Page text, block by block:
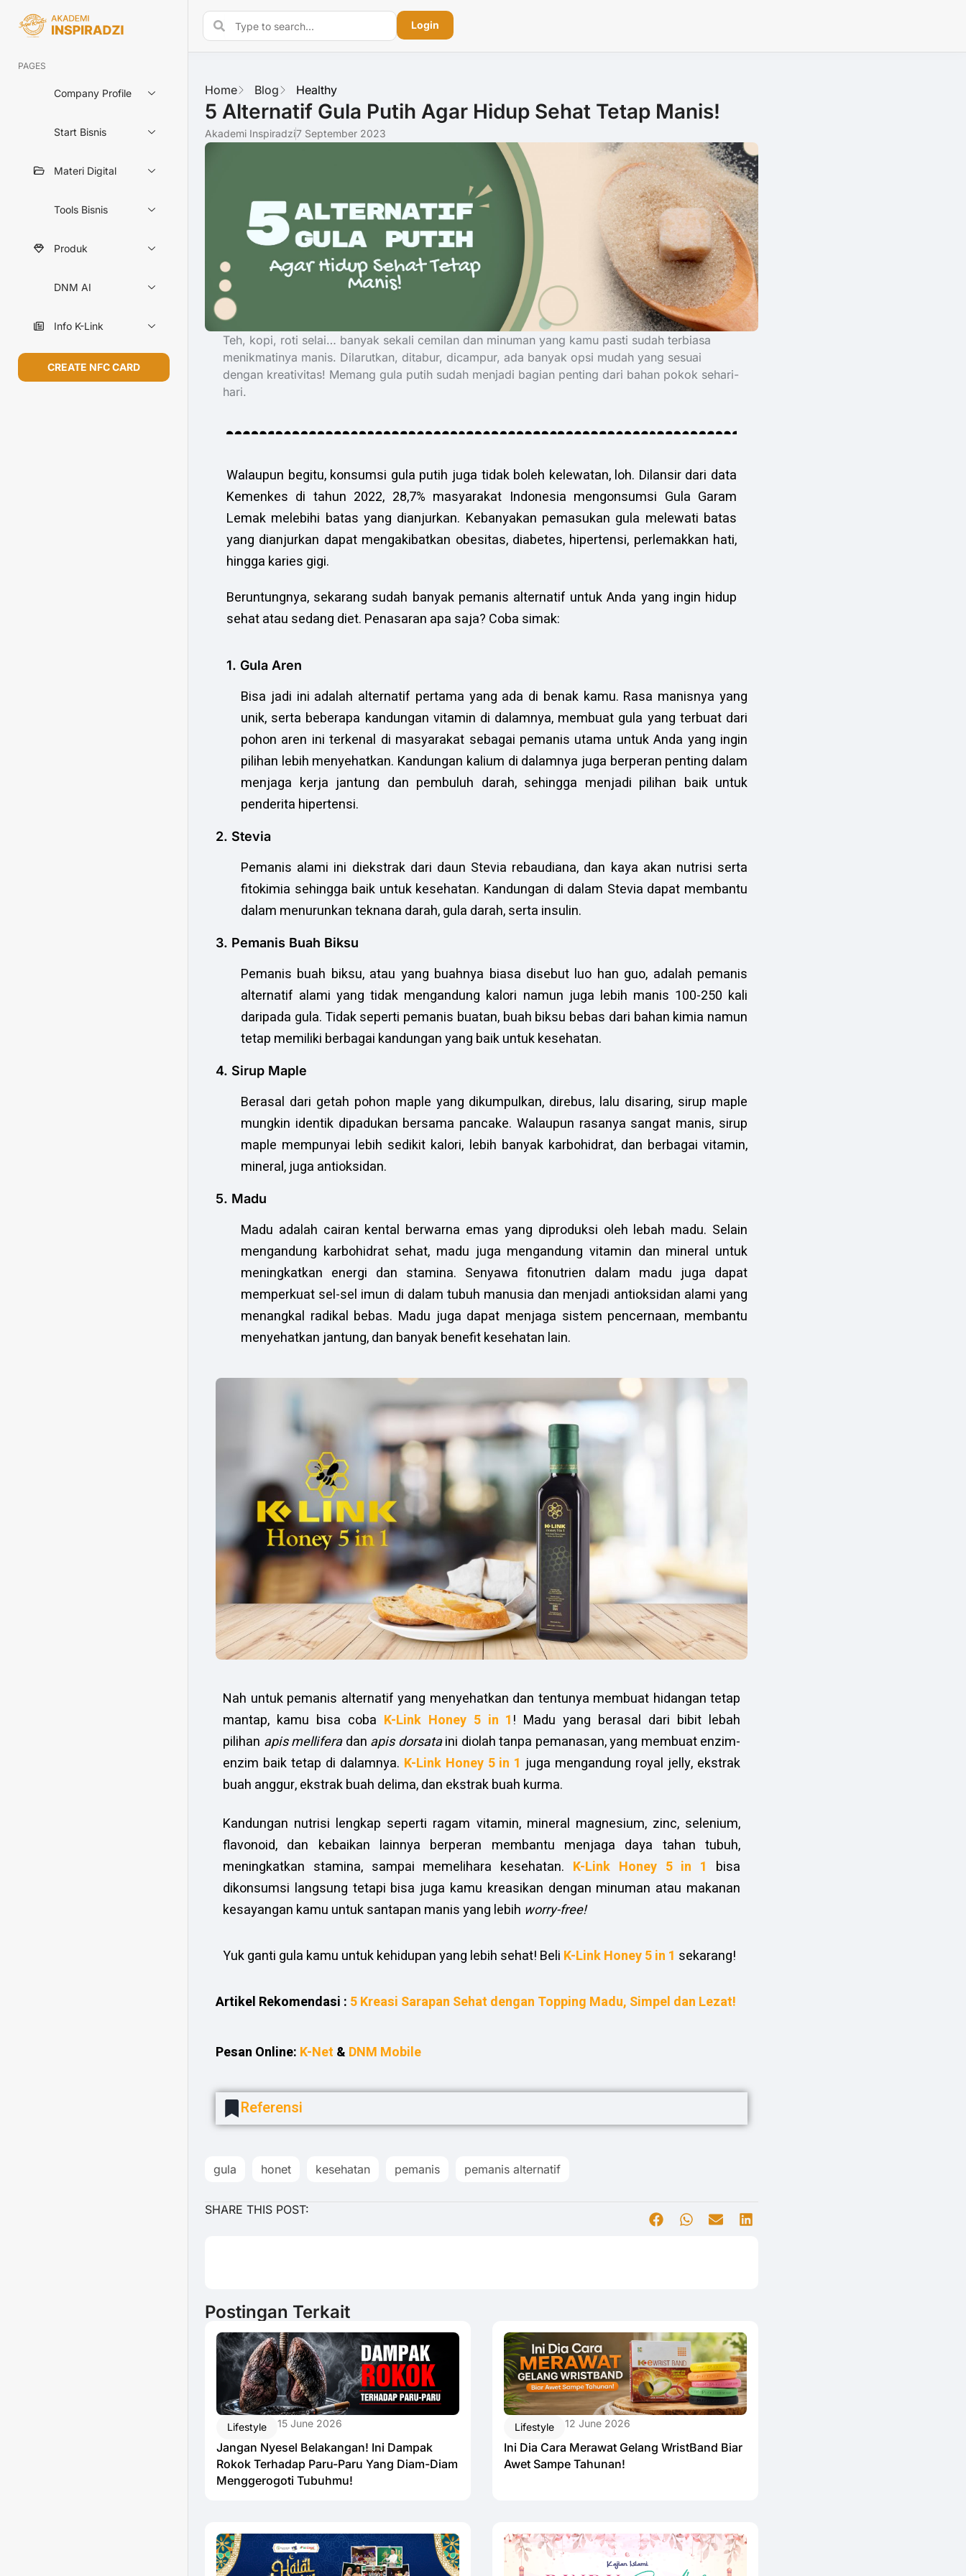
Login
PAGES
Company Profile
Start Bisnis
Materi Digital
Tools Bisnis
Produk
DNM AI
Info K-Link
CREATE NFC CARD
Home Blog Healthy
5 Alternatif Gula Putih Agar Hidup Sehat Tetap Manis!
Akademi Inspiradzi7 September 2023
Teh, kopi, roti selai… banyak sekali cemilan dan minuman yang kamu pasti sudah terbiasa
menikmatinya manis. Dilarutkan, ditabur, dicampur, ada banyak opsi mudah yang sesuai
dengan kreativitas! Memang gula putih sudah menjadi bagian penting dari bahan pokok sehari-
hari.
Walaupun begitu, konsumsi gula putih juga tidak boleh kelewatan, loh. Dilansir dari data
Kemenkes di tahun 2022, 28,7% masyarakat Indonesia mengonsumsi Gula Garam
Lemak melebihi batas yang dianjurkan. Kebanyakan pemasukan gula melewati batas
yang dianjurkan dapat mengakibatkan obesitas, diabetes, hipertensi, perlemakkan hati,
hingga karies gigi.
Beruntungnya, sekarang sudah banyak pemanis alternatif untuk Anda yang ingin hidup
sehat atau sedang diet. Penasaran apa saja? Coba simak:
1. Gula Aren
Bisa jadi ini adalah alternatif pertama yang ada di benak kamu. Rasa manisnya yang
unik, serta beberapa kandungan vitamin di dalamnya, membuat gula yang terbuat dari
pohon aren ini terkenal di masyarakat sebagai pemanis utama untuk Anda yang ingin
pilihan lebih menyehatkan. Kandungan kalium di dalamnya juga berperan penting dalam
menjaga kerja jantung dan pembuluh darah, sehingga menjadi pilihan baik untuk
penderita hipertensi.
2. Stevia
Pemanis alami ini diekstrak dari daun Stevia rebaudiana, dan kaya akan nutrisi serta
fitokimia sehingga baik untuk kesehatan. Kandungan di dalam Stevia dapat membantu
dalam menurunkan teknana darah, gula darah, serta insulin.
3. Pemanis Buah Biksu
Pemanis buah biksu, atau yang buahnya biasa disebut luo han guo, adalah pemanis
alternatif alami yang tidak mengandung kalori namun juga lebih manis 100-250 kali
daripada gula. Tidak seperti pemanis buatan, buah biksu bebas dari bahan kimia namun
tetap memiliki berbagai kandungan yang baik untuk kesehatan.
4. Sirup Maple
Berasal dari getah pohon maple yang dikumpulkan, direbus, lalu disaring, sirup maple
mungkin identik dipadukan bersama pancake. Walaupun rasanya sangat manis, sirup
maple mempunyai lebih sedikit kalori, lebih banyak karbohidrat, dan berbagai vitamin,
mineral, juga antioksidan.
5. Madu
Madu adalah cairan kental berwarna emas yang diproduksi oleh lebah madu. Selain
mengandung karbohidrat sehat, madu juga mengandung vitamin dan mineral untuk
meningkatkan energi dan stamina. Senyawa fitonutrien dalam madu juga dapat
memperkuat sel-sel imun di dalam tubuh manusia dan menjadi antioksidan alami yang
menangkal radikal bebas. Madu juga dapat menjaga sistem pencernaan, membantu
menyehatkan jantung, dan banyak benefit kesehatan lain.
Nah untuk pemanis alternatif yang menyehatkan dan tentunya membuat hidangan tetap
mantap, kamu bisa coba K-Link Honey 5 in 1! Madu yang berasal dari bibit lebah
pilihan apis melliferadan apis dorsataini diolah tanpa pemanasan, yang membuat enzim-
enzim baik tetap di dalamnya. K-Link Honey 5 in 1 juga mengandung royal jelly, ekstrak
buah anggur, ekstrak buah delima, dan ekstrak buah kurma.
Kandungan nutrisi lengkap seperti ragam vitamin, mineral magnesium, zinc, selenium,
flavonoid, dan kebaikan lainnya berperan membantu menjaga daya tahan tubuh,
meningkatkan stamina, sampai memelihara kesehatan. K-Link Honey 5 in 1 bisa
dikonsumsi langsung tetapi bisa juga kamu kreasikan dengan minuman atau makanan
kesayangan kamu untuk santapan manis yang lebih worry-free!
Yuk ganti gula kamu untuk kehidupan yang lebih sehat! Beli K-Link Honey 5 in 1 sekarang!
Artikel Rekomendasi : 5 Kreasi Sarapan Sehat dengan Topping Madu, Simpel dan Lezat!
Pesan Online: K-Net & DNM Mobile
Referensi
gula honet kesehatan pemanis pemanis alternatif
SHARE THIS POST:
Postingan Terkait
Lifestyle 15 June 2026
Jangan Nyesel Belakangan! Ini Dampak
Rokok Terhadap Paru-Paru Yang Diam-Diam
Menggerogoti Tubuhmu!
Lifestyle 12 June 2026
Ini Dia Cara Merawat Gelang WristBand Biar
Awet Sampe Tahunan!